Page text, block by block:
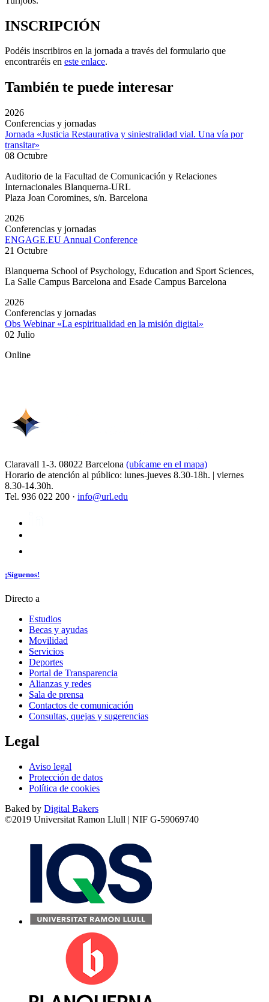
INSCRIPCIÓN
Podéis inscribiros en la jornada a través del formulario que
encontraréis en este enlace.
También te puede interesar
2026
Conferencias y jornadas
Jornada «Justicia Restaurativa y siniestralidad vial. Una vía por
transitar»
08 Octubre
Auditorio de la Facultad de Comunicación y Relaciones
Internacionales Blanquerna-URL
Plaza Joan Coromines, s/n. Barcelona
2026
Conferencias y jornadas
ENGAGE.EU Annual Conference
21 Octubre
Blanquerna School of Psychology, Education and Sport Sciences,
La Salle Campus Barcelona and Esade Campus Barcelona
2026
Conferencias y jornadas
Obs Webinar «La espiritualidad en la misión digital»
02 Julio
Online
Claravall 1-3. 08022 Barcelona (ubícame en el mapa)
Horario de atención al público: lunes-jueves 8.30-18h. | viernes
8.30-14.30h.
Tel. 936 022 200 · info@url.edu
¡Síguenos!
Directo a
Estudios
Becas y ayudas
Movilidad
Servicios
Deportes
Portal de Transparencia
Alianzas y redes
Sala de prensa
Contactos de comunicación
Consultas, quejas y sugerencias
Legal
Aviso legal
Protección de datos
Política de cookies
Baked by Digital Bakers
©2019 Universitat Ramon Llull | NIF G-59069740